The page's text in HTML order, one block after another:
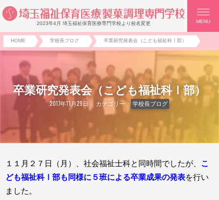
2023年4月 埼玉福祉保育医療専門学校より校名変更 MENU
HOME 学校長ブログ 卒業研究発表会（こども福祉科Ⅰ部）
卒業研究発表会（こども福祉科Ⅰ部）
2017年11月29日 カテゴリー： 学校長ブログ
１１月２７日（月）、社会福祉士科と同時間でしたが、
こ
ども福祉科Ⅰ部も同様に５班による卒業成果の発表を行い
ました。